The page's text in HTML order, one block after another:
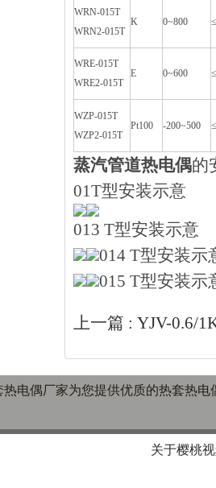
WRN-015T
WRN2-015T
K 0~800
WRE-015T
WRE2-015T
E 0~600
WZP-015T
WZP2-015T
Pt100 -200~500
蒸汽管道热电偶的
01T型安装示意
013 T型安装示意
014 T型安装示
015 T型安装示
上一篇 : YJV-0.6/
电偶厂家为您提供优质的热套热电
关于樱桃